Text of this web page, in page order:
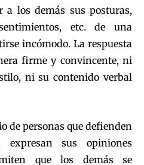
los demás sus posturas,
etc. de una
incómodo. La respuesta
firme y convincente, ni
ni su contenido verbal
de personas que defienden
expresan sus opiniones
que los demás se